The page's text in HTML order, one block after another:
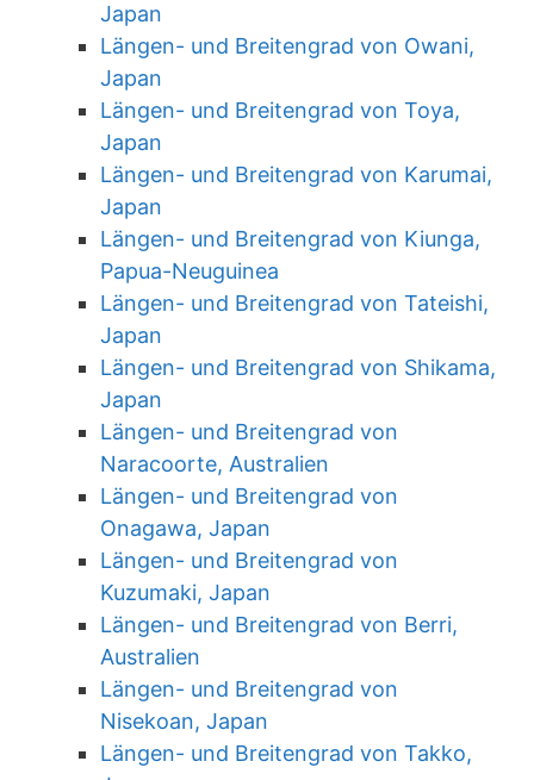
Japan
Längen- und Breitengrad von Owani,
Japan
Längen- und Breitengrad von Toya,
Japan
Längen- und Breitengrad von Karumai,
Japan
Längen- und Breitengrad von Kiunga,
Papua-Neuguinea
Längen- und Breitengrad von Tateishi,
Japan
Längen- und Breitengrad von Shikama,
Japan
Längen- und Breitengrad von
Naracoorte, Australien
Längen- und Breitengrad von
Onagawa, Japan
Längen- und Breitengrad von
Kuzumaki, Japan
Längen- und Breitengrad von Berri,
Australien
Längen- und Breitengrad von
Nisekoan, Japan
Längen- und Breitengrad von Takko,